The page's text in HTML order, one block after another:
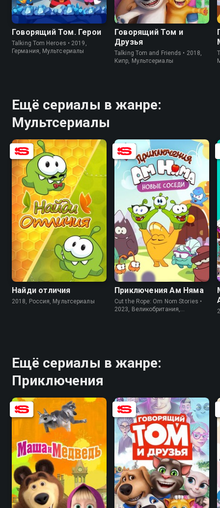
8.6 6.3
Говорящий Том. Герои
Talking Tom Heroes • 2019,
Германия, Мультсериалы
9.0 6.0
Говорящий Том и
Друзья
Talking Tom and Friends • 2018,
Кипр, Мультсериалы
Ещё сериалы в жанре:
Мультсериалы
Найди отличия
2018, Россия, Мультсериалы
8.2
Приключения Ам Няма
Cut the Rope: Om Nom Stories •
2023, Великобритания,
Ещё сериалы в жанре:
Приключения